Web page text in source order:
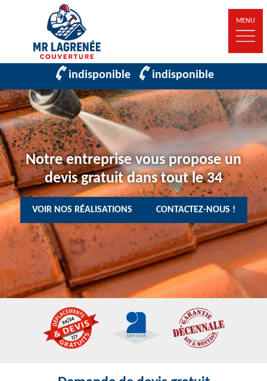
MENU
indisponible indisponible
Notre entreprise vous propose un
devis gratuit dans tout le 34
VOIR NOS RÉALISATIONS CONTACTEZ-NOUS !